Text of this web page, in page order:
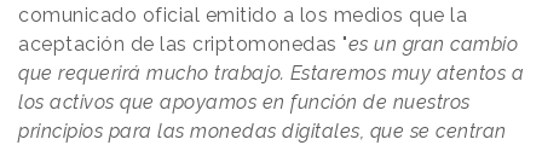
comunicado oficial emitido a los medios que la
aceptación de las criptomonedas "es un gran cambio
que requerirá mucho trabajo. Estaremos muy atentos a
los activos que apoyamos en función de nuestros
principios para las monedas digitales, que se centran